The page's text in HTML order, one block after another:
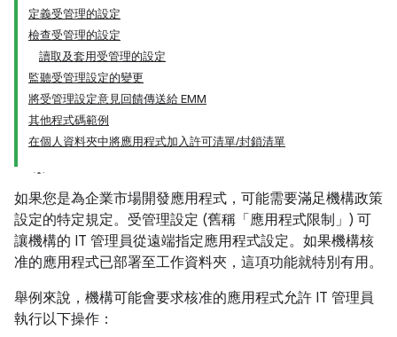
定義受管理的設定
檢查受管理的設定
讀取及套用受管理的設定
監聽受管理設定的變更
將受管理設定意見回饋傳送給 EMM
其他程式碼範例
在個人資料夾中將應用程式加入許可清單/封鎖清單
如果您是為企業市場開發應用程式，可能需要滿足機構政策
設定的特定規定。受管理設定 (舊稱「應用程式限制」 ) 可
讓機構的 IT 管理員從遠端指定應用程式設定。如果機構核
准的應用程式已部署至工作資料夾，這項功能就特別有用。
舉例來說，機構可能會要求核准的應用程式允許 IT 管理員
執行以下操作：